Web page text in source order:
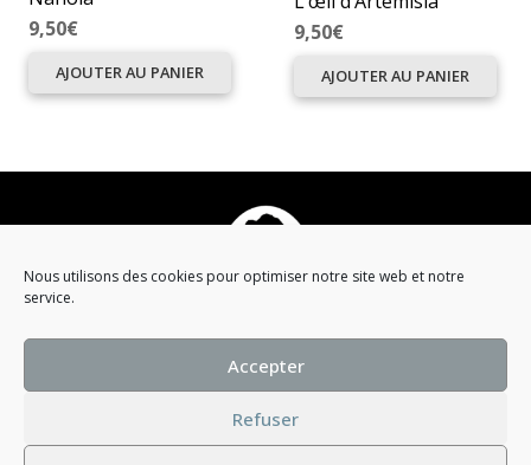
Nous utilisons des cookies pour optimiser notre site web et notre
service.
Accepter
Refuser
9,50€
AJOUTER AU PANIER
9,50€
AJOUTER AU PANIER
Campagne visuelle
Catalogue
Mentions légales
Conditions générales